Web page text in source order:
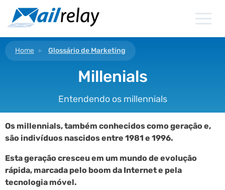
para
conteúdo
Home Glossário de Marketing
Millenials
Entendendo os millennials
Os millennials, também conhecidos como geração e,
são indivíduos nascidos entre 1981 e 1996.
Esta geração cresceu em um mundo de evolução
rápida, marcada pelo boom da Internet e pela
tecnologia móvel.